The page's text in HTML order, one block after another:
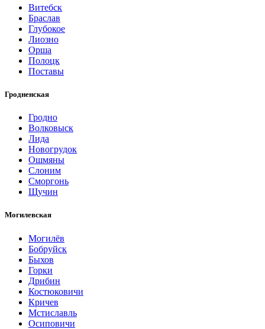
Витебск
Браслав
Глубокое
Лиозно
Орша
Полоцк
Поставы
Гродненская
Гродно
Волковыск
Лида
Новогрудок
Ошмяны
Слоним
Сморгонь
Щучин
Могилевская
Могилёв
Бобруйск
Быхов
Горки
Дрибин
Костюковичи
Кричев
Мстиславль
Осиповичи